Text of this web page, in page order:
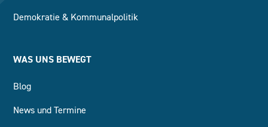
Demokratie & Kommunalpolitik
WAS UNS BEWEGT
Blog
News und Termine